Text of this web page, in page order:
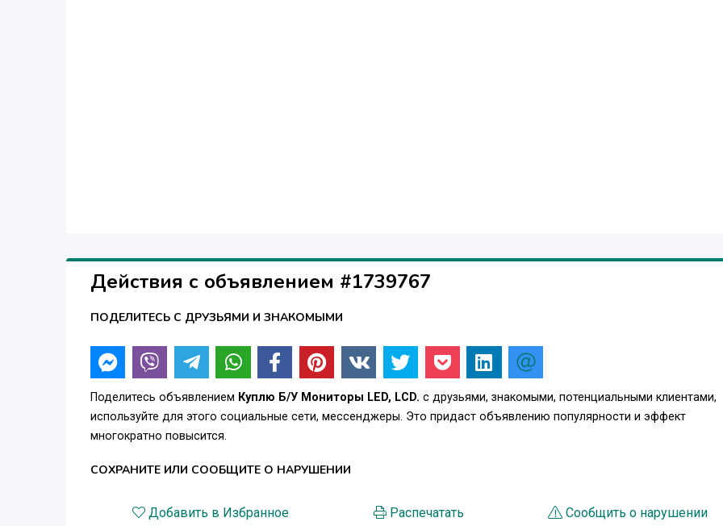
Действия с объявлением #1739767
ПОДЕЛИТЕСЬ С ДРУЗЬЯМИ И ЗНАКОМЫМИ
Поделитесь объявлением Куплю Б/У Мониторы LED, LCD. с друзьями, знакомыми, потенциальными клиентами,
используйте для этого социальные сети, мессенджеры. Это придаст объявлению популярности и эффект
многократно повысится.
СОХРАНИТЕ ИЛИ СООБЩИТЕ О НАРУШЕНИИ
Добавить в Избранное Распечатать Сообщить о нарушении